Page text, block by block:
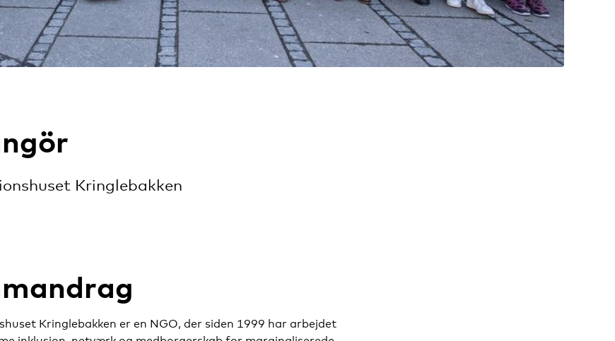
Kringlebakken
Kringlebakken er en NGO, der siden 1999 har arbejdet